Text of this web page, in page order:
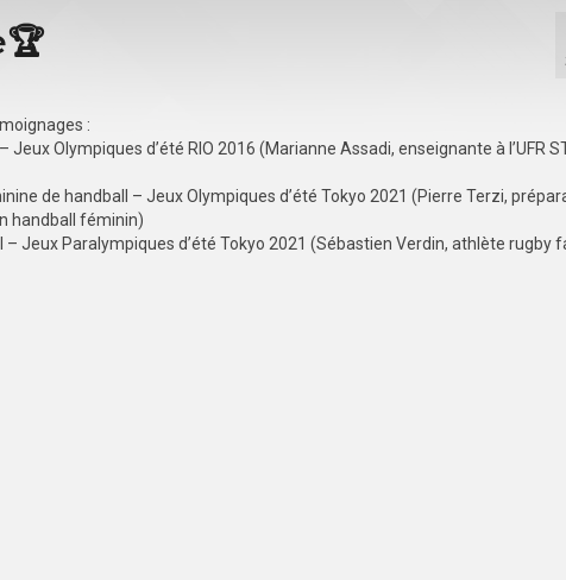
:
Olympiques d’été RIO 2016 (Marianne Assadi, enseignante à l’UFR
de handball – Jeux Olympiques d’été Tokyo 2021 (Pierre Terzi,
handball féminin)
Jeux Paralympiques d’été Tokyo 2021 (Sébastien Verdin, athlète rugby